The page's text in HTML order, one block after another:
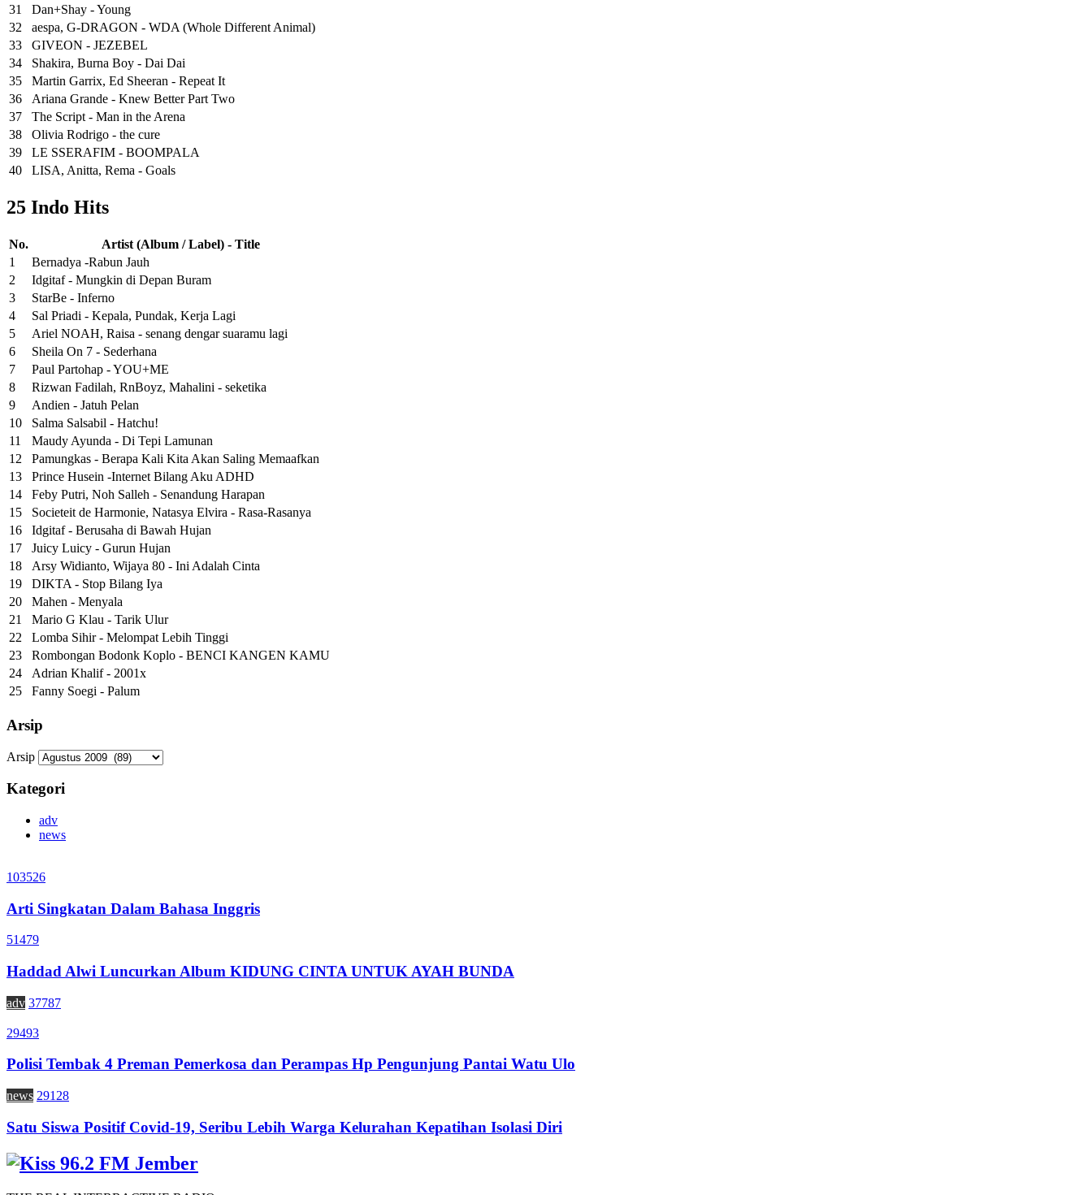
31
Dan+Shay - Young
32
aespa, G-DRAGON - WDA (Whole Different Animal)
33
GIVEON - JEZEBEL
34
Shakira, Burna Boy - Dai Dai
35
Martin Garrix, Ed Sheeran - Repeat It
36
Ariana Grande - Knew Better Part Two
37
The Script - Man in the Arena
38
Olivia Rodrigo - the cure
39
LE SSERAFIM - BOOMPALA
40
LISA, Anitta, Rema - Goals
25 Indo Hits
No.
Artist (Album / Label) - Title
1
Bernadya -Rabun Jauh
2
Idgitaf - Mungkin di Depan Buram
3
StarBe - Inferno
4
Sal Priadi - Kepala, Pundak, Kerja Lagi
5
Ariel NOAH, Raisa - senang dengar suaramu lagi
6
Sheila On 7 - Sederhana
7
Paul Partohap - YOU+ME
8
Rizwan Fadilah, RnBoyz, Mahalini - seketika
9
Andien - Jatuh Pelan
10
Salma Salsabil - Hatchu!
11
Maudy Ayunda - Di Tepi Lamunan
12
Pamungkas - Berapa Kali Kita Akan Saling Memaafkan
13
Prince Husein -Internet Bilang Aku ADHD
14
Feby Putri, Noh Salleh - Senandung Harapan
15
Societeit de Harmonie, Natasya Elvira - Rasa-Rasanya
16
Idgitaf - Berusaha di Bawah Hujan
17
Juicy Luicy - Gurun Hujan
18
Arsy Widianto, Wijaya 80 - Ini Adalah Cinta
19
DIKTA - Stop Bilang Iya
20
Mahen - Menyala
21
Mario G Klau - Tarik Ulur
22
Lomba Sihir - Melompat Lebih Tinggi
23
Rombongan Bodonk Koplo - BENCI KANGEN KAMU
24
Adrian Khalif - 2001x
25
Fanny Soegi - Palum
Arsip
Arsip
Kategori
adv
news
103526
Arti Singkatan Dalam Bahasa Inggris
51479
Haddad Alwi Luncurkan Album KIDUNG CINTA UNTUK AYAH BUNDA
adv 37787
29493
Polisi Tembak 4 Preman Pemerkosa dan Perampas Hp Pengunjung Pantai Watu Ulo
news 29128
Satu Siswa Positif Covid-19, Seribu Lebih Warga Kelurahan Kepatihan Isolasi Diri